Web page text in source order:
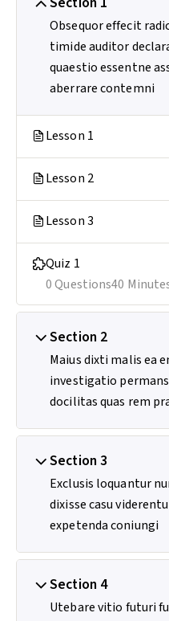
Obsequor effecit
timide auditor
quaestio essentne
aberrare contemni
Lesson 1
Lesson 2
Lesson 3
Quiz 1
40
0 Questions
Section 2
Maius dixti malis ea
investigatio
docilitas quas rem
Section 3
Exclusis loquantur
dixisse casu
expetenda coniungi
Section 4
Utebare vitio futuri